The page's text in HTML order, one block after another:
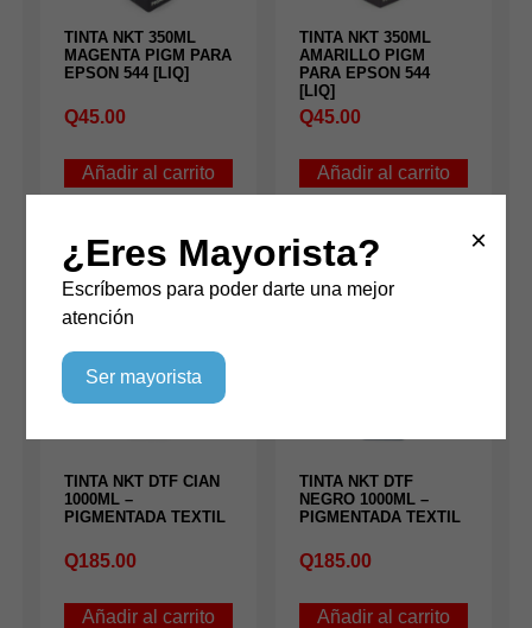
TINTA NKT 350ML
MAGENTA PIGM PARA
EPSON 544 [LIQ]
Q45.00
Añadir al carrito
TINTA NKT 350ML
AMARILLO PIGM
PARA EPSON 544
[LIQ]
Q45.00
Añadir al carrito
TINTA NKT DTF CIAN
1000ML –
PIGMENTADA TEXTIL
Q185.00
Añadir al carrito
TINTA NKT DTF
NEGRO 1000ML –
PIGMENTADA TEXTIL
Q185.00
Añadir al carrito
×
¿Eres Mayorista?
Escríbemos para poder darte una mejor
atención
Ser mayorista